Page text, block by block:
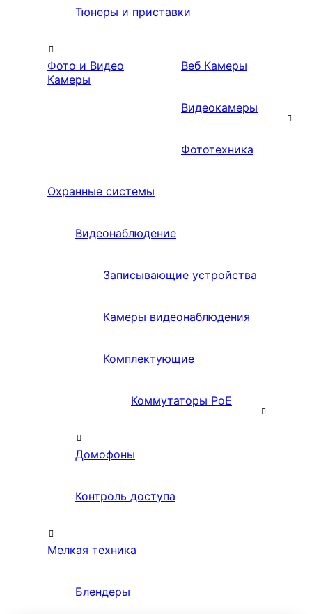
Тюнеры и приставки
Фото и Видео
Камеры
Веб Камеры
Видеокамеры
Фототехника
Охранные системы
Видеонаблюдение
Записывающие устройства
Камеры видеонаблюдения
Комплектующие
Коммутаторы PoE
Домофоны
Контроль доступа
Мелкая техника
Блендеры